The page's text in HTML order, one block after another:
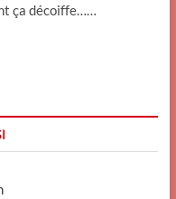
ça décoiffe……